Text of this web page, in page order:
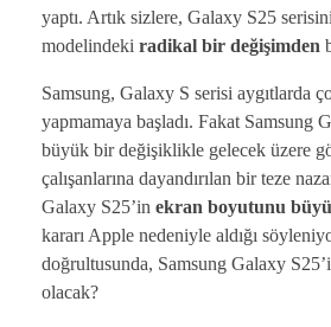
yaptı. Artık sizlere, Galaxy S25
modelindeki radikal bir değişimden
Samsung, Galaxy S serisi aygıtlarda
yapmamaya başladı. Fakat Samsung
büyük bir değişiklikle gelecek üzere
çalışanlarına dayandırılan bir teze
Galaxy S25’in ekran boyutunu
kararı Apple nedeniyle aldığı
doğrultusunda, Samsung Galaxy
olacak?